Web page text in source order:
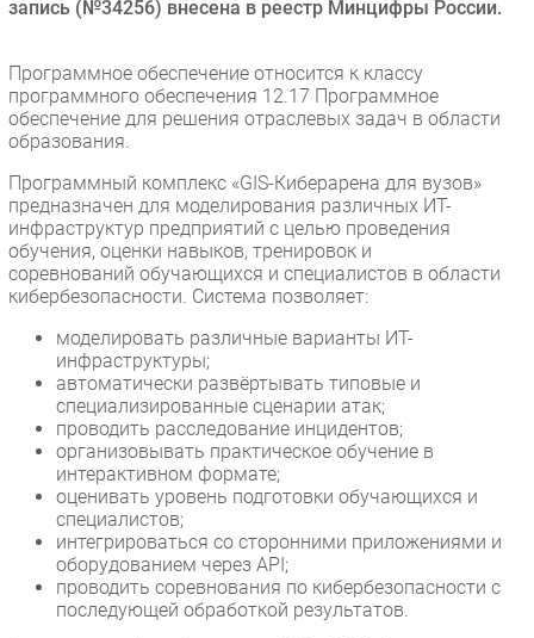
Аналитика
Интервью
Мероприятия
Проекты
IT класс
Тестовый стенд
Каталог компаний
запись (№34256) внесена в реестр Минцифры России.
Программное обеспечение относится к классу
программного обеспечения 12.17 Программное
обеспечение для решения отраслевых задач в области
образования.
Программный комплекс «GIS-Киберарена для вузов»
предназначен для моделирования различных ИТ-
инфраструктур предприятий с целью проведения
обучения, оценки навыков, тренировок и
соревнований обучающихся и специалистов в области
кибербезопасности. Система позволяет:
моделировать различные варианты ИТ-
инфраструктуры;
автоматически развёртывать типовые и
специализированные сценарии атак;
проводить расследование инцидентов;
организовывать практическое обучение в
интерактивном формате;
оценивать уровень подготовки обучающихся и
специалистов;
интегрироваться со сторонними приложениями и
оборудованием через API;
проводить соревнования по кибербезопасности с
последующей обработкой результатов.